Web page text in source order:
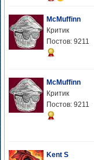
McMuffinn
Критик
Постов: 9211
McMuffinn
Критик
Постов: 9211
Kent S